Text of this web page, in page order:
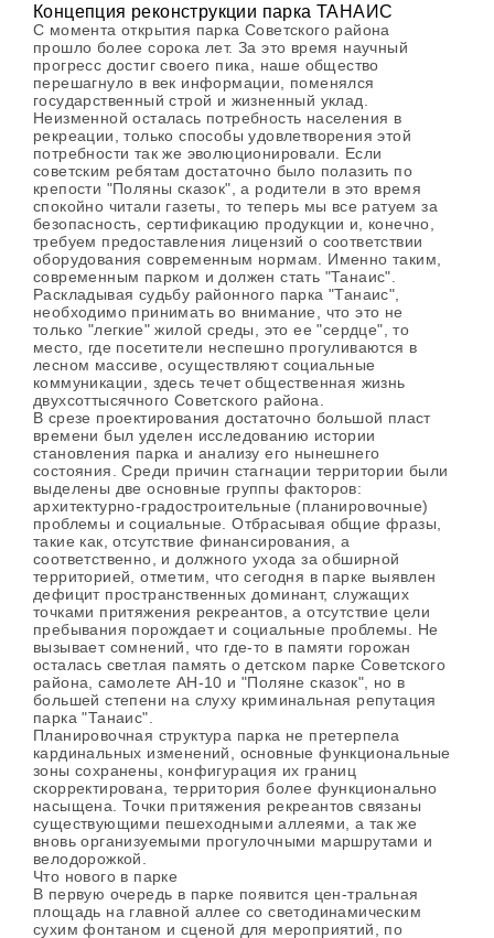
Концепция реконструкции парка ТАНАИС
С момента открытия парка Советского района
прошло более сорока лет. За это время научный
прогресс достиг своего пика, наше общество
перешагнуло в век информации, поменялся
государственный строй и жизненный уклад.
Неизменной осталась потребность населения в
рекреации, только способы удовлетворения этой
потребности так же эволюционировали. Если
советским ребятам достаточно было полазить по
крепости "Поляны сказок", а родители в это время
спокойно читали газеты, то теперь мы все ратуем за
безопасность, сертификацию продукции и, конечно,
требуем предоставления лицензий о соответствии
оборудования современным нормам. Именно таким,
современным парком и должен стать "Танаис".
Раскладывая судьбу районного парка "Танаис",
необходимо принимать во внимание, что это не
только "легкие" жилой среды, это ее "сердце", то
место, где посетители неспешно прогуливаются в
лесном массиве, осуществляют социальные
коммуникации, здесь течет общественная жизнь
двухсоттысячного Советского района.
В срезе проектирования достаточно большой пласт
времени был уделен исследованию истории
становления парка и анализу его нынешнего
состояния. Среди причин стагнации территории были
выделены две основные группы факторов:
архитектурно-градостроительные (планировочные)
проблемы и социальные. Отбрасывая общие фразы,
такие как, отсутствие финансирования, а
соответственно, и должного ухода за обширной
территорией, отметим, что сегодня в парке выявлен
дефицит пространственных доминант, служащих
точками притяжения рекреантов, а отсутствие цели
пребывания порождает и социальные проблемы. Не
вызывает сомнений, что где-то в памяти горожан
осталась светлая память о детском парке Советского
района, самолете АН-10 и "Поляне сказок", но в
большей степени на слуху криминальная репутация
парка "Танаис".
Планировочная структура парка не претерпела
кардинальных изменений, основные функциональные
зоны сохранены, конфигурация их границ
скорректирована, территория более функционально
насыщена. Точки притяжения рекреантов связаны
существующими пешеходными аллеями, а так же
вновь организуемыми прогулочными маршрутами и
велодорожкой.
Что нового в парке
В первую очередь в парке появится цен-тральная
площадь на главной аллее со светодинамическим
сухим фонтаном и сценой для мероприятий, по